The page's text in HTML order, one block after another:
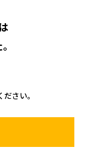
さい。